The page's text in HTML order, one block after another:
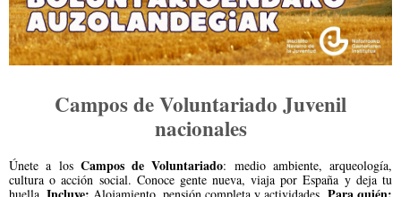
Campos de Voluntariado Juvenil
nacionales
Únete a los Campos de Voluntariado: medio ambiente, arqueología,
cultura o acción social. Conoce gente nueva, viaja por España y deja tu